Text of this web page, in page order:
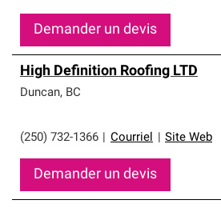
Demander un devis
High Definition Roofing LTD
Duncan, BC
(250) 732-1366 Courriel Site Web
Demander un devis